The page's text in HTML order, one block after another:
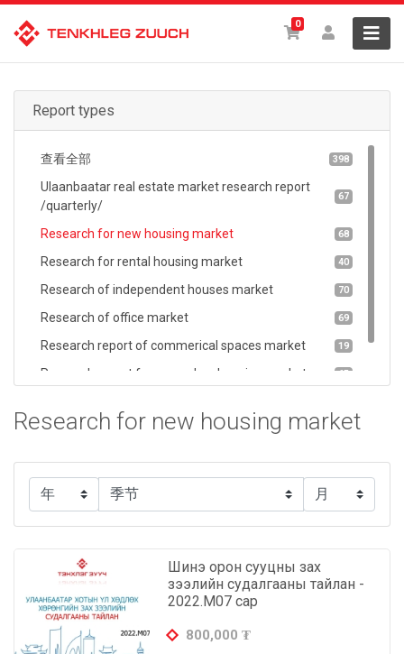
0
Report types
查看全部 398
Ulaanbaatar real estate market research report
/quarterly/
67
Research for new housing market 68
Research for rental housing market 40
Research of independent houses market 70
Research of office market 69
Research report of commerical spaces market 19
Research report for secondary housing market 65
Research for new housing market
Шинэ орон сууцны зах
зээлийн судалгааны тайлан -
2022.М07 сар
800,000 ₮